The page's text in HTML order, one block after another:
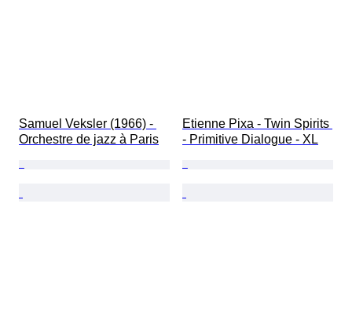
Samuel Veksler (1966) -
Orchestre de jazz à Paris
Etienne Pixa - Twin Spirits
- Primitive Dialogue - XL